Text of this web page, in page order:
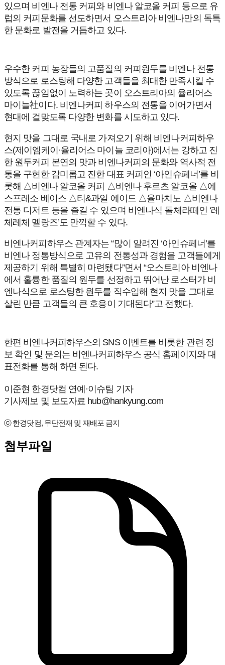
있으며 비엔나 전통 커피와 비엔나 알코올 커피 등으로 유
럽의 커피문화를 선도하면서 오스트리아 비엔나만의 독특
한 문화로 발전을 거듭하고 있다.
우수한 커피 농장들의 고품질의 커피원두를 비엔나 전통
방식으로 로스팅해 다양한 고객들을 최대한 만족시킬 수
있도록 끊임없이 노력하는 곳이 오스트리아의 율리어스
마이늘社이다. 비엔나커피 하우스의 전통을 이어가면서
현대에 걸맞도록 다양한 변화를 시도하고 있다.
현지 맛을 그대로 국내로 가져오기 위해 비엔나커피하우
스(제이엠케이·율리어스 마이늘 코리아)에서는 강하고 진
한 원두커피 본연의 맛과 비엔나커피의 문화와 역사적 전
통을 구현한 감미롭고 진한 대표 커피인 ‘아인슈페너’를 비
롯해 △비엔나 알코올 커피 △비엔나 후르츠 알코올 △에
스프레소 베이스 △티&과일 에이드 △율마치노 △비엔나
전통 디저트 등을 즐길 수 있으며 비엔나식 돌체라떼인 ‘레
체레체 멜랑즈’도 만끽할 수 있다.
비엔나커피하우스 관계자는 “많이 알려진 ‘아인슈페너’를
비엔나 정통방식으로 고유의 전통성과 경험을 고객들에게
제공하기 위해 특별히 마련됐다”면서 “오스트리아 비엔나
에서 훌륭한 품질의 원두를 선정하고 뛰어난 로스터가 비
엔나식으로 로스팅한 원두를 직수입해 현지 맛을 그대로
살린 만큼 고객들의 큰 호응이 기대된다”고 전했다.
한편 비엔나커피하우스의 SNS 이벤트를 비롯한 관련 정
보 확인 및 문의는 비엔나커피하우스 공식 홈페이지와 대
표전화를 통해 하면 된다.
이준현 한경닷컴 연예·이슈팀 기자
기사제보 및 보도자료 hub@hankyung.com
ⓒ 한경닷컴, 무단전재 및 재배포 금지
첨부파일